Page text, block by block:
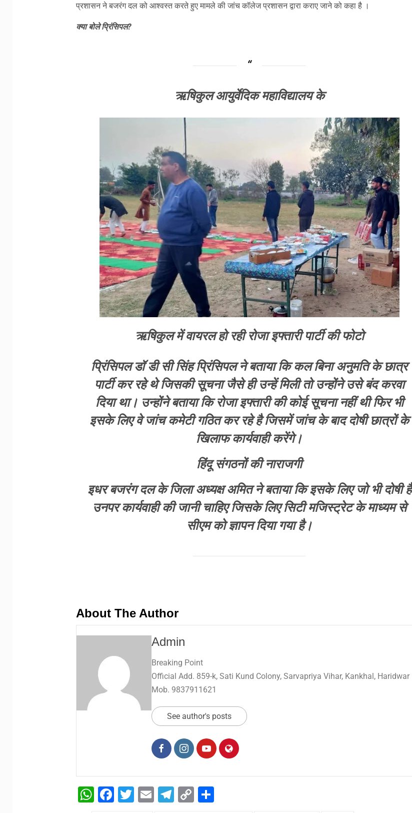
प्रशासन ने बजरंग दल को आश्वस्त करते हुए मामले की जांच कॉलेज प्रशासन द्वारा कराए जाने को कहा है ।
क्या बोले प्रिंसिपल?
ऋषिकुल आयुर्वेदिक महाविद्यालय के
ऋषिकुल में वायरल हो रही रोजा इफ्तारी पार्टी की फोटो
प्रिंसिपल डॉ डी सी सिंह प्रिंसिपल ने बताया कि कल बिना अनुमति के छात्र
पार्टी कर रहे थे जिसकी सूचना जैसे ही उन्हें मिली तो उन्होंने उसे बंद करवा
दिया था। उन्होंने बताया कि रोजा इफ्तारी की कोई सूचना नहीं थी फिर भी
इसके लिए वे जांच कमेटी गठित कर रहे है जिसमें जांच के बाद दोषी छात्रों के
खिलाफ कार्यवाही करेंगे।
हिंदू संगठनों की नाराजगी
इधर बजरंग दल के जिला अध्यक्ष अमित ने बताया कि इसके लिए जो भी दोषी है
उनपर कार्यवाही की जानी चाहिए जिसके लिए सिटी मजिस्ट्रेट के माध्यम से
सीएम को ज्ञापन दिया गया है।
About The Author
Admin
Breaking Point
Official Add. 859-k, Sati Kund Colony, Sarvapriya Vihar, Kankhal, Haridwar
Mob. 9837911621
See author's posts
WhatsApp
Facebook
Twitter
EmailTelegram
CopyShare